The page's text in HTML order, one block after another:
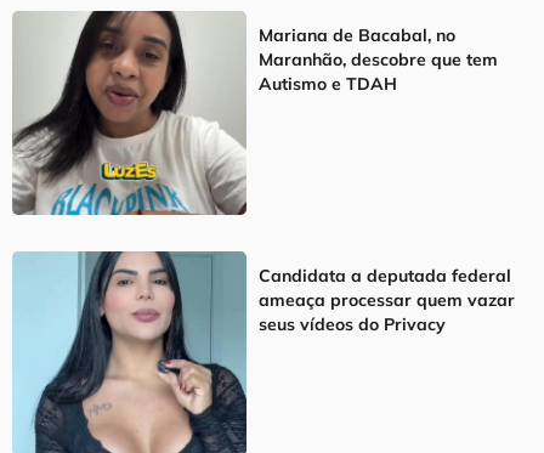
Mariana de Bacabal, no
Maranhão, descobre que tem
Autismo e TDAH
Candidata a deputada federal
ameaça processar quem vazar
seus vídeos do Privacy